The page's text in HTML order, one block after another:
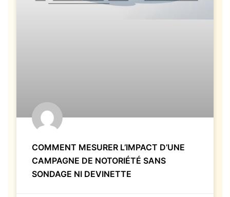
COMMENT MESURER L’IMPACT D’UNE
CAMPAGNE DE NOTORIÉTÉ SANS
SONDAGE NI DEVINETTE